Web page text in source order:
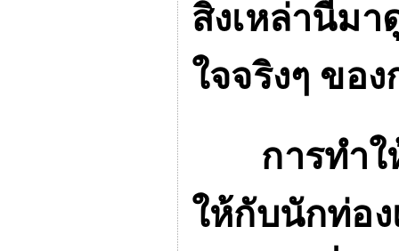
สิ่งเหล่านี้มา
ใจจริงๆ ขอ
การทำให้
ให้กับนักท่อ